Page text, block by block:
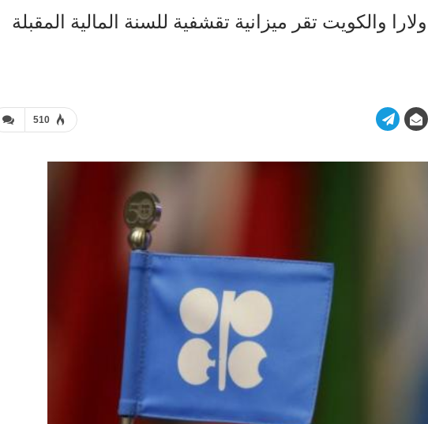
ينزل عن 55 دولارا والكويت تقر ميزانية تقشفية للسنة المالية المقبلة
510